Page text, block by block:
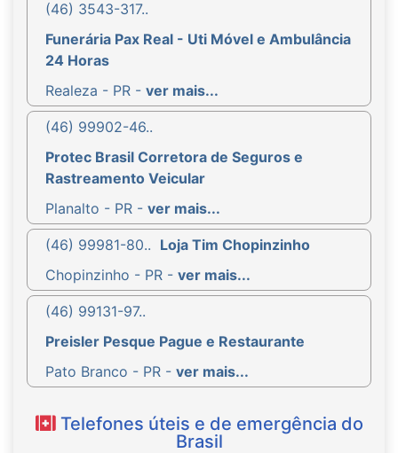
(46) 3543-317..
Funerária Pax Real - Uti Móvel e Ambulância
24 Horas
Realeza - PR - ver mais...
(46) 99902-46..
Protec Brasil Corretora de Seguros e
Rastreamento Veicular
Planalto - PR - ver mais...
(46) 99981-80.. Loja Tim Chopinzinho
Chopinzinho - PR - ver mais...
(46) 99131-97..
Preisler Pesque Pague e Restaurante
Pato Branco - PR - ver mais...
Telefones úteis e de emergência do
Brasil